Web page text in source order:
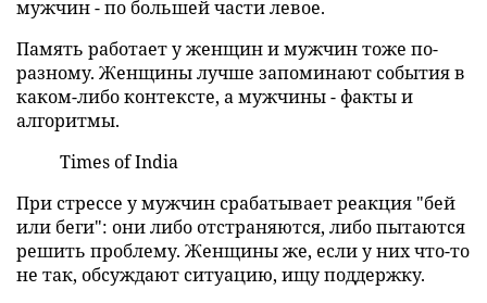
мужчин - по большей части левое.
Память работает у женщин и мужчин тоже по-
разному. Женщины лучше запоминают события в
каком-либо контексте, а мужчины - факты и
алгоритмы.
Times of India
При стрессе у мужчин срабатывает реакция "бей
или беги": они либо отстраняются, либо пытаются
решить проблему. Женщины же, если у них что-то
не так, обсуждают ситуацию, ищу поддержку.